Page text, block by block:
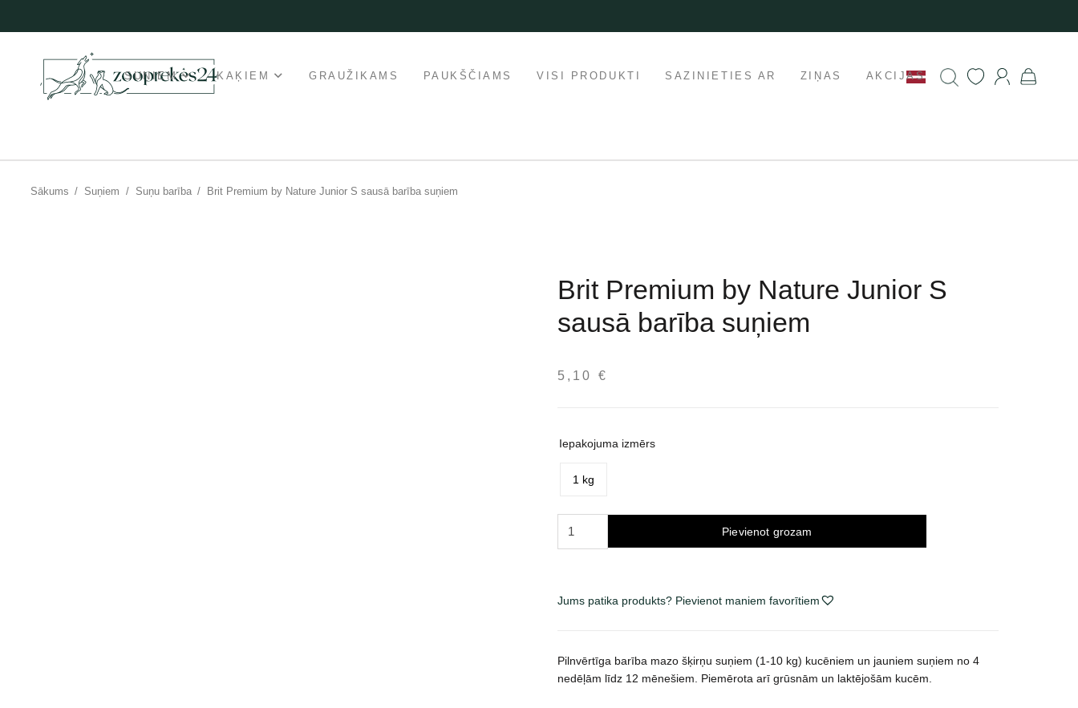
SUŅIEM KAĶIEM GRAUŽIKAMS PAUKŠČIAMS VISI PRODUKTI SAZINIETIES AR ZIŅAS AKCIJAS
Sākums / Suņiem / Suņu barība / Brit Premium by Nature Junior S sausā barība suņiem
Brit Premium by Nature Junior S
sausā barība suņiem
5,10 €
Iepakojuma izmērs
1 kg
Junior
maistas
šunims
Pievienot grozam
Jums patika produkts? Pievienot maniem favorītiem
Pilnvērtīga barība mazo šķirņu suņiem (1-10 kg) kucēniem un jauniem suņiem no 4
nedēļām līdz 12 mēnešiem. Piemērota arī grūsnām un laktējošām kucēm.